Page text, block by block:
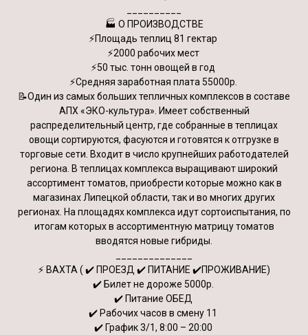
🏭 О ПРОИЗВОДСТВЕ
⚡️Площадь теплиц 81 гектар
⚡️2000 рабочих мест
⚡️50 тыс. тонн овощей в год
⚡️Средняя заработная плата 55000р.
📝Один из самых больших тепличных комплексов в составе
АПХ «ЭКО-культура». Имеет собственный
распределительный центр, где собранные в теплицах
овощи сортируются, фасуются и готовятся к отгрузке в
торговые сети. Входит в число крупнейших работодателей
региона. В теплицах комплекса выращивают широкий
ассортимент томатов, приобрести которые можно как в
магазинах Липецкой области, так и во многих других
регионах. На площадях комплекса идут сортоиспытания, по
итогам которых в ассортиментную матрицу томатов
вводятся новые гибриды.
⚡️ ВАХТА ( ✔️ ПРОЕЗД ✔️ ПИТАНИЕ ✔️ПРОЖИВАНИЕ)
✔️ Билет не дороже 5000р.
✔️ Питание ОБЕД
✔️ Рабочих часов в смену 11
✔️ График 3/1, 8:00 – 20:00